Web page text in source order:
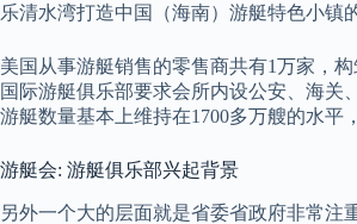
乐清水湾打造中国（海南）游艇特色小镇
美国从事游艇销售的零售商共有1万家，
国际游艇俱乐部要求会所内设公安、海关
游艇数量基本上维持在1700多万艘的水平
游艇会: 游艇俱乐部兴起背景
另外一个大的层面就是省委省政府非常注